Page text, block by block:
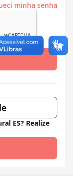
minha senha
ES? Realize